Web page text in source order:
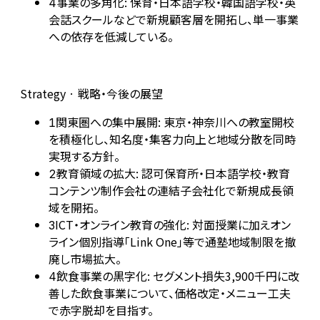
4
会話スクールなどで新規顧客層を開拓し、単一事業
への依存を低減している。
Strategy · 戦略・今後の展望
1関東圏への集中展開: 東京・神奈川への教室開校
を積極化し、知名度・集客力向上と地域分散を同時
実現する方針。
2教育領域の拡大: 認可保育所・日本語学校・教育
コンテンツ制作会社の連結子会社化で新規成長領
域を開拓。
3ICT・オンライン教育の強化: 対面授業に加えオン
ライン個別指導「Link One」等で通塾地域制限を撤
廃し市場拡大。
4飲食事業の黒字化: セグメント損失3,900千円に改
善した飲食事業について、価格改定・メニュー工夫
で赤字脱却を目指す。